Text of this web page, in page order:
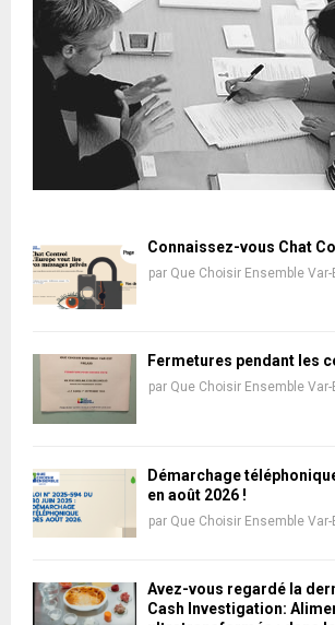
Connaissez-vous Chat
par Que Choisir Ensemble Var-
Fermetures pendant les
par Que Choisir Ensemble Var-
Démarchage
en août 2026 !
par Que Choisir Ensemble Var-
Avez-vous regardé la
Cash Investigation: